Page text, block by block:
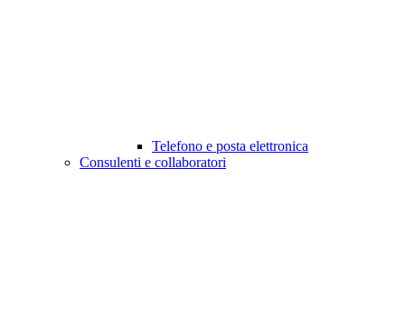
Telefono e posta elettronica
Consulenti e collaboratori